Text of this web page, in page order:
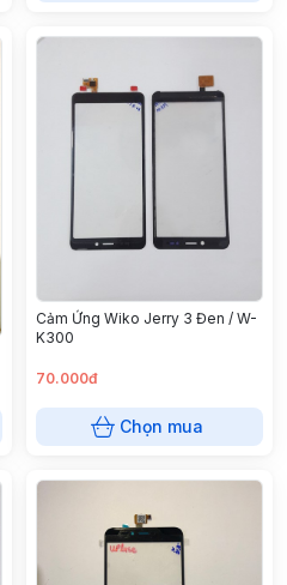
Cảm Ứng Wiko Jerry 3 Đen / W-
K300
70.000đ
Chọn mua